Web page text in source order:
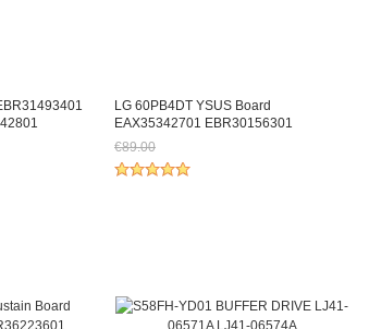
LG 60PB4DT YSUS Board
EAX35342701 EBR30156301
€89.00
Jetzt nur noch €82.77